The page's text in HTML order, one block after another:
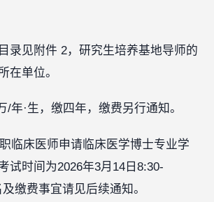
录见附件 2，研究生培养基地导师的
在单位。
/年·生，缴四年，缴费另行通知。
职临床医师申请临床医学博士专业学
试时间为2026年3月14日8:30-
缴费事宜请见后续通知。